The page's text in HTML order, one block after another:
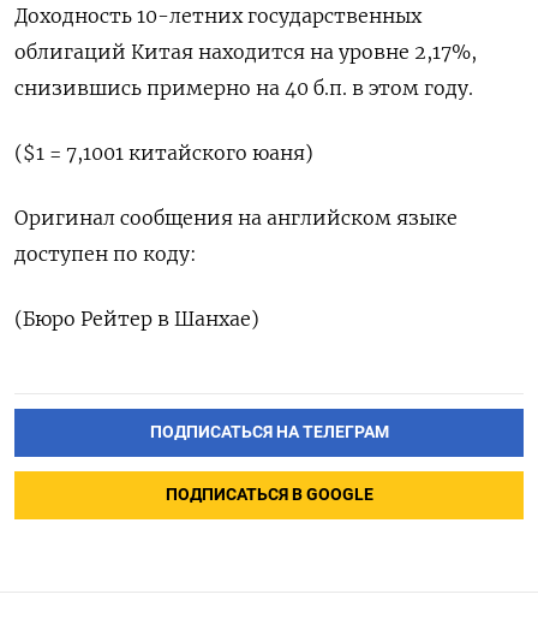
Доходность 10-летних государственных
облигаций Китая находится на уровне 2,17%,
снизившись примерно на 40 б.п. в этом году.
($1 = 7,1001 китайского юаня)
Оригинал сообщения на английском языке
доступен по коду:
(Бюро Рейтер в Шанхае)
ПОДПИСАТЬСЯ НА ТЕЛЕГРАМ
ПОДПИСАТЬСЯ В GOOGLE